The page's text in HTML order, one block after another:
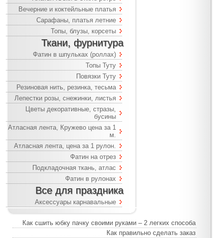
Вечерние и коктейльные платья
Сарафаны, платья летние
Топы, блузы, корсеты
Ткани, фурнитура
Фатин в шпульках (роллах)
Топы Туту
Повязки Туту
Резиновая нить, резинка, тесьма
Лепестки розы, снежинки, листья
Цветы декоративные, стразы,
бусины
Атласная лента, Кружево цена за 1
м.
Атласная лента, цена за 1 рулон.
Фатин на отрез
Подкладочная ткань, атлас
Фатин в рулонах
Все для праздника
Аксессуары карнавальные
Как сшить юбку пачку своими руками – 2 легких способа
Как правильно сделать заказ